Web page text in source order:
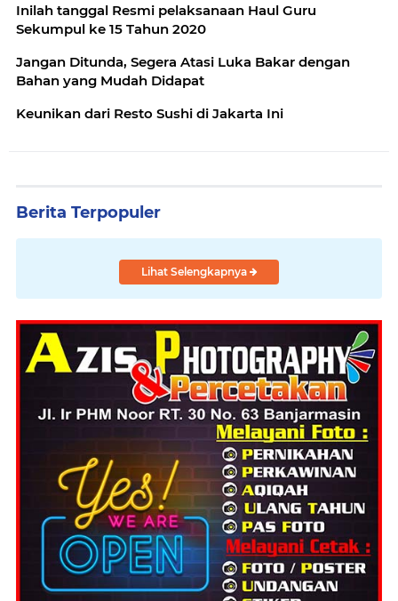
Inilah tanggal Resmi pelaksanaan Haul Guru
Sekumpul ke 15 Tahun 2020
Jangan Ditunda, Segera Atasi Luka Bakar dengan
Bahan yang Mudah Didapat
Keunikan dari Resto Sushi di Jakarta Ini
Berita Terpopuler
Lihat Selengkapnya